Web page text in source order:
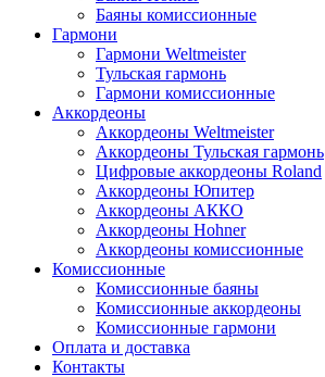
Баяны комиссионные
Гармони
Гармони Weltmeister
Тульская гармонь
Гармони комиссионные
Аккордеоны
Аккордеоны Weltmeister
Аккордеоны Тульская гармонь
Цифровые аккордеоны Roland
Аккордеоны Юпитер
Аккордеоны АККО
Аккордеоны Hohner
Аккордеоны комиссионные
Комиссионные
Комиссионные баяны
Комиссионные аккордеоны
Комиссионные гармони
Оплата и доставка
Контакты